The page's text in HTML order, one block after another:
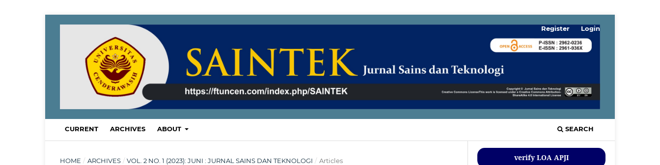
CURRENT ARCHIVES ABOUT SEARCH
Register Login
HOME / ARCHIVES / VOL. 2 NO. 1 (2023): JUNI : JURNAL SAINS DAN TEKNOLOGI / Articles verify LOA APJI